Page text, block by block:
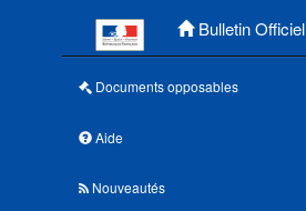
Bulletin Officiel
Documents opposables
Aide
Nouveautés